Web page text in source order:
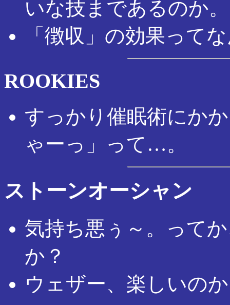
いな技まであるのか
「徴収」の効果って
ROOKIES
すっかり催眠術にか
ゃーっ」って…。
ストーンオーシャン
気持ち悪ぅ～。って
か？
ウェザー、楽しいの